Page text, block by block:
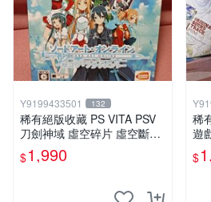
Y9199433501 132
稀有絕版收藏 PS VITA PSV
刀劍神域 虛空碎片 虛空斷章
限定版 日版
$1,990
稀
遊
$